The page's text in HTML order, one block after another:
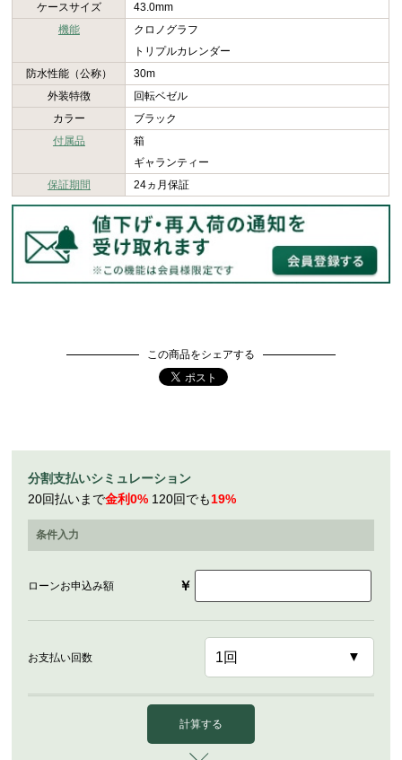
ケースサイズ
43.0mm
機能
クロノグラフ
トリプルカレンダー
防水性能（公称）
30m
外装特徴
回転ベゼル
カラー
ブラック
付属品
箱
ギャランティー
保証期間
24ヵ月保証
この商品をシェアする
分割支払いシミュレーション
20回払いまで金利0% 120回でも19%
条件入力
ローンお申込み額 ￥
お支払い回数
計算する